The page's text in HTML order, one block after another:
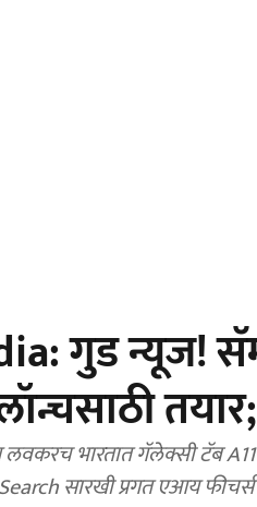
गुड न्यूज!
भारतात गॅलेक्सी टॅब
सारखी प्रगत एआय